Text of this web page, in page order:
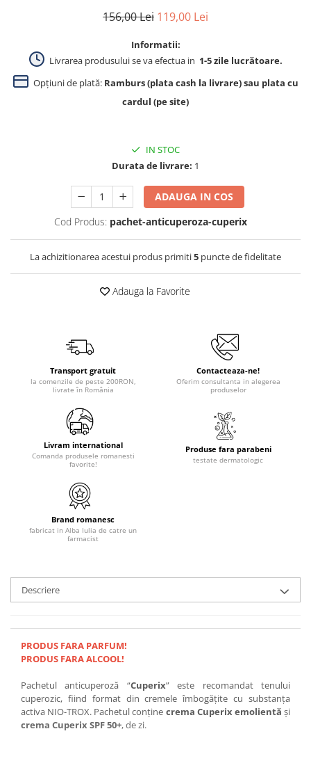
156,00 Lei 119,00 Lei
Informatii:
Livrarea produsului se va efectua in 1-5 zile lucrătoare.
Opțiuni de plată: Ramburs (plata cash la livrare) sau plata cu
cardul (pe site)
IN STOC
Durata de livrare: 1
ADAUGA IN COS
Cod Produs: pachet-anticuperoza-cuperix
La achizitionarea acestui produs primiti5 puncte de fidelitate
Adauga la Favorite
Transport gratuit
la comenzile de peste 200RON,
livrate în România
Contacteaza-ne!
Oferim consultanta in alegerea
produselor
Livram international
Comanda produsele romanesti
favorite!
Produse fara parabeni
testate dermatologic
Brand romanesc
fabricat in Alba Iulia de catre un
farmacist
Descriere
PRODUS FARA PARFUM!
PRODUS FARA ALCOOL!
Pachetul anticuperoză “Cuperix” este recomandat tenului
cuperozic, fiind format din cremele îmbogățite cu substanța
activa NIO-TROX. Pachetul conține crema Cuperix emolientă și
crema Cuperix SPF 50+, de zi.